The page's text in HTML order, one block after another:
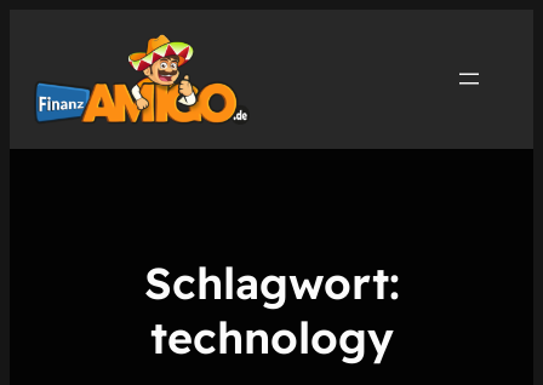
Schlagwort:
technology